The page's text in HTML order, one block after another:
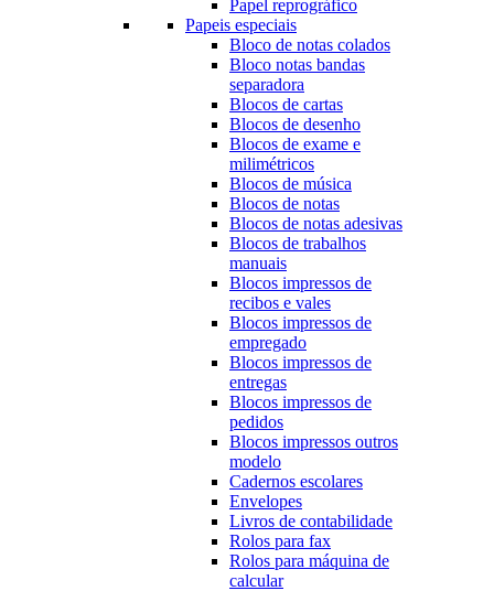
Papel reprográfico
Papeis especiais
Bloco de notas colados
Bloco notas bandas
separadora
Blocos de cartas
Blocos de desenho
Blocos de exame e
milimétricos
Blocos de música
Blocos de notas
Blocos de notas adesivas
Blocos de trabalhos
manuais
Blocos impressos de
recibos e vales
Blocos impressos de
empregado
Blocos impressos de
entregas
Blocos impressos de
pedidos
Blocos impressos outros
modelo
Cadernos escolares
Envelopes
Livros de contabilidade
Rolos para fax
Rolos para máquina de
calcular